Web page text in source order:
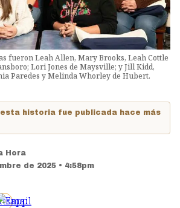
fueron Leah Allen, Mary Brooks, Leah Cottle
Lori Jones de Maysville; y Jill Kidd,
Paredes y Melinda Whorley de Hubert.
esta historia fue publicada hace más
Hora
de 2025 • 4:58pm